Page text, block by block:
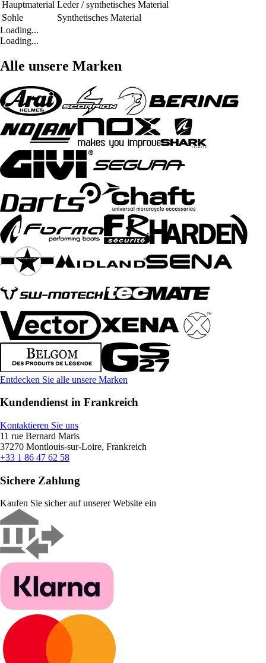
Hauptmaterial Leder / synthetisches Material
Sohle
Synthetisches Material
Loading...
Loading...
Alle unsere Marken
Entdecken Sie alle unsere Marken
Kundendienst in Frankreich
Kontaktieren Sie uns
11 rue Bernard Maris
37270 Montlouis-sur-Loire, Frankreich
+33 1 86 47 62 58
Sichere Zahlung
Kaufen Sie sicher auf unserer Website ein